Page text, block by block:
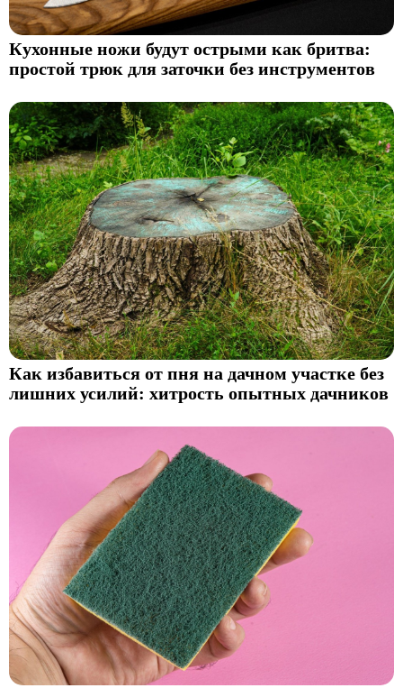
Кухонные ножи будут острыми как бритва:
простой трюк для заточки без инструментов
Как избавиться от пня на дачном участке без
лишних усилий: хитрость опытных дачников